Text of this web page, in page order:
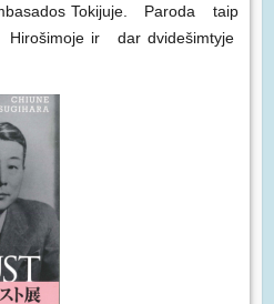
Tokijuje. Paroda taip
Hirošimoje ir dar dvidešimtyje